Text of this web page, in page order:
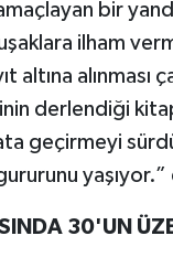
bir
ilham
altına alınması
derlendiği
geçirmeyi
30'UN